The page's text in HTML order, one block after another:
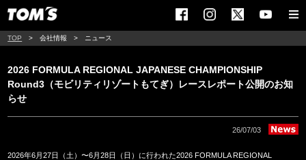
TOP 会社情報 ニュース
2026 FORMULA REGIONAL JAPANESE CHAMPIONSHIP
Round3（モビリティリゾートもてぎ）レースレポート公開のお知
らせ
26/07/03
2026年6月27日（土）〜6月28日（日）に行われた2026 FORMULA REGIONAL